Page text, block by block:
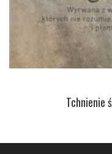
Tchnienie